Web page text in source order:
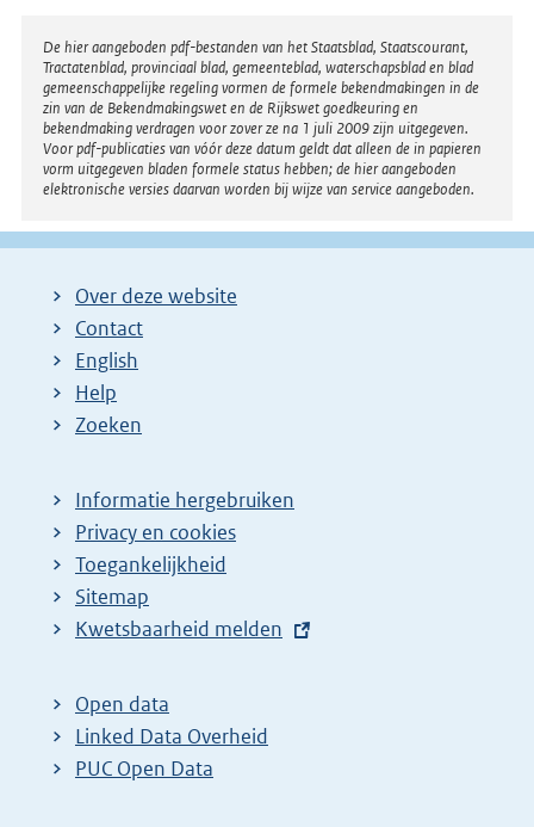
Disclaimer
De hier aangeboden pdf-bestanden van het Staatsblad, Staatscourant,
Tractatenblad, provinciaal blad, gemeenteblad, waterschapsblad en blad
gemeenschappelijke regeling vormen de formele bekendmakingen in de
zin van de Bekendmakingswet en de Rijkswet goedkeuring en
bekendmaking verdragen voor zover ze na 1 juli 2009 zijn uitgegeven.
Voor pdf-publicaties van vóór deze datum geldt dat alleen de in papieren
vorm uitgegeven bladen formele status hebben; de hier aangeboden
elektronische versies daarvan worden bij wijze van service aangeboden.
Over deze website
Contact
English
Help
Zoeken
Informatie hergebruiken
Privacy en cookies
Toegankelijkheid
Sitemap
E
t
e
r
Kwetsbaarheid melden
Open data
Linked Data Overheid
PUC Open Data